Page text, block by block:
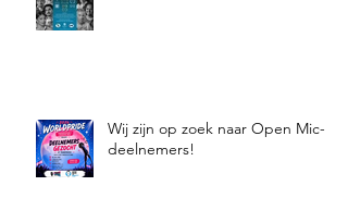
Wij zijn op zoek naar Open Mic-
deelnemers!